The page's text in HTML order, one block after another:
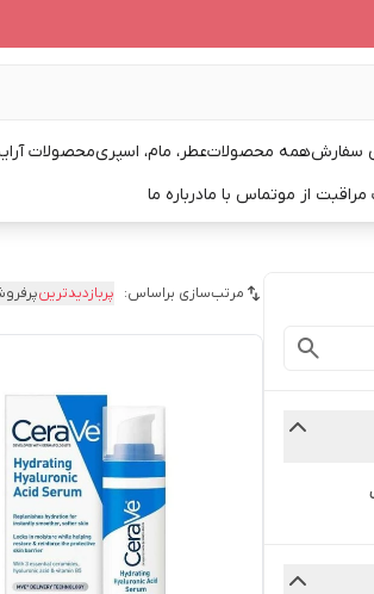
سفارشهمه محصولاتعطر، مام، اسپریمحصولات
از موتماس با مادرباره ما
مرتب‌سازی براساس: پربازدیدترین